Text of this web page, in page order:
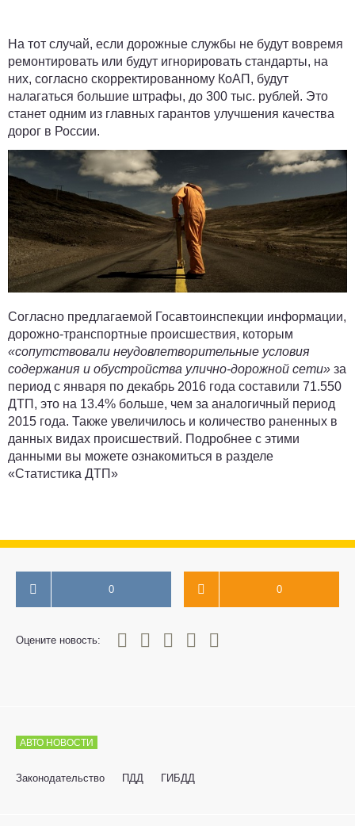
На тот случай, если дорожные службы не будут вовремя
ремонтировать или будут игнорировать стандарты, на
них, согласно скорректированному КоАП, будут
налагаться большие штрафы, до 300 тыс. рублей. Это
станет одним из главных гарантов улучшения качества
дорог в России.
Согласно предлагаемой Госавтоинспекции информации,
дорожно-транспортные происшествия, которым
«сопутствовали неудовлетворительные условия
содержания и обустройства улично-дорожной сети» за
период с января по декабрь 2016 года составили 71.550
ДТП, это на 13.4% больше, чем за аналогичный период
2015 года. Также увеличилось и количество раненных в
данных видах происшествий. Подробнее с этими
данными вы можете ознакомиться в разделе
«Статистика ДТП»
0 0
Оцените новость:
0
1 3 4 5
АВТО НОВОСТИ
Законодательство ПДД ГИБДД